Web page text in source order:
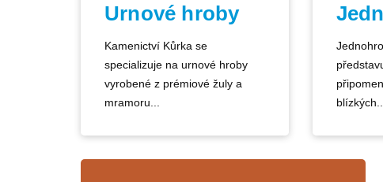
Urnové hroby
Kamenictví Kůrka se
specializuje na urnové hroby
vyrobené z prémiové žuly a
mramoru...
blízkých...